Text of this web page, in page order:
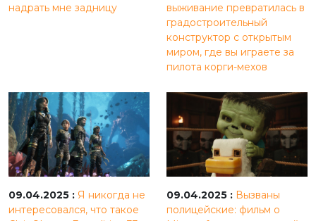
надрать мне задницу
выживание превратилась в
градостроительный
конструктор с открытым
миром, где вы играете за
пилота корги-мехов
09.04.2025 : Я никогда не
интересовался, что такое
09.04.2025 : Вызваны
полицейские: фильм о